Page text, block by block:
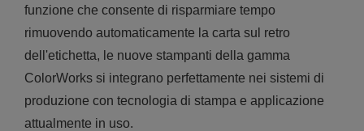
funzione che consente di risparmiare tempo
rimuovendo automaticamente la carta sul retro
dell'etichetta, le nuove stampanti della gamma
ColorWorks si integrano perfettamente nei sistemi di
produzione con tecnologia di stampa e applicazione
attualmente in uso.